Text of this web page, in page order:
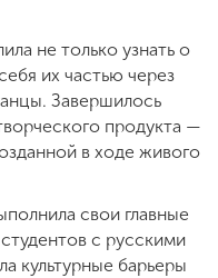
не только узнать о
их частью через
Завершилось
продукта —
в ходе живого
свои главные
с русскими
культурные барьеры